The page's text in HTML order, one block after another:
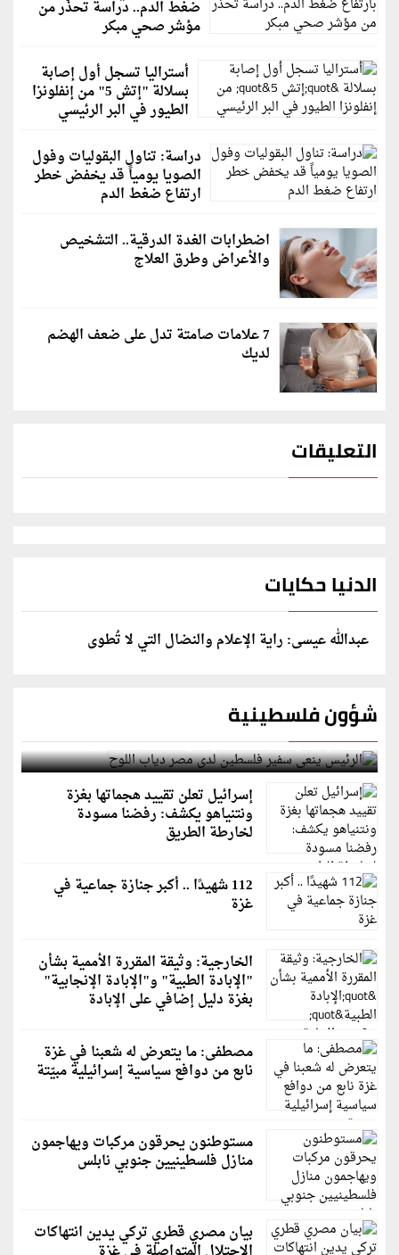
ضغط الدم.. دراسة تحذّر من
مؤشر صحي مبكر
أستراليا تسجل أول إصابة
بسلالة "إتش 5" من إنفلونزا
الطيور في البر الرئيسي
دراسة: تناول البقوليات وفول
الصويا يومياً قد يخفض خطر
ارتفاع ضغط الدم
اضطرابات الغدة الدرقية.. التشخيص
والأعراض وطرق العلاج
7 علامات صامتة تدل على ضعف الهضم
لديك
التعليقات
الدنيا حكايات
عبدالله عيسى: راية الإعلام والنضال التي لا تُطوى
شؤون فلسطينية
الرئيس ينعى سفير فلسطين لدى مصر دياب اللوح
إسرائيل تعلن تقييد هجماتها بغزة
ونتنياهو يكشف: رفضنا مسودة
لخارطة الطريق
112 شهيدًا .. أكبر جنازة جماعية في
غزة
الخارجية: وثيقة المقررة الأممية بشأن
"الإبادة الطبية" و"الإبادة الإنجابية"
بغزة دليل إضافي على الإبادة
مصطفى: ما يتعرض له شعبنا في غزة
نابع من دوافع سياسية إسرائيلية مبيّتة
مستوطنون يحرقون مركبات ويهاجمون
منازل فلسطينيين جنوبي نابلس
بيان مصري قطري تركي يدين انتهاكات